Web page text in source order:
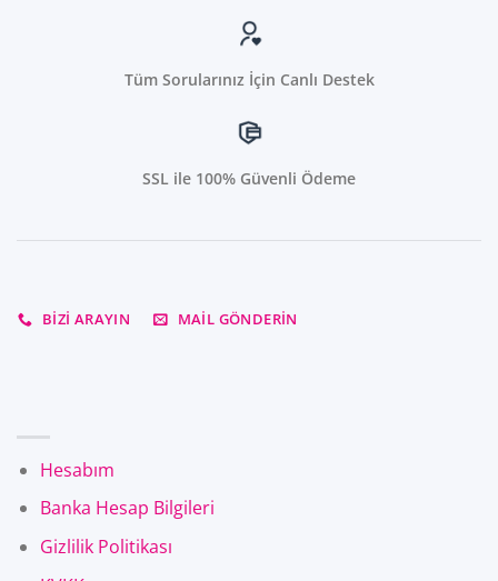
Tüm Sorularınız İçin Canlı Destek
SSL ile 100% Güvenli Ödeme
BIZI ARAYIN MAIL GÖNDERIN
Hesabım
Banka Hesap Bilgileri
Gizlilik Politikası